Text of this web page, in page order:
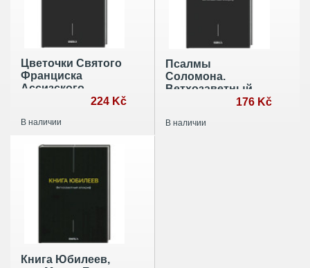
Цветочки Святого
Франциска
Ассизского
224 Kč
В наличии
Псалмы
Соломона.
Ветхозаветный
176 Kč
В наличии
Книга Юбилеев,